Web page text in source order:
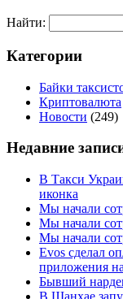
Найти:
Категории
Байки
Криптовалюта
Новости (249)
Недавние
В Такси
иконка
Мы начали
Мы начали
Мы начали
Evos сделал
приложения
Бывший